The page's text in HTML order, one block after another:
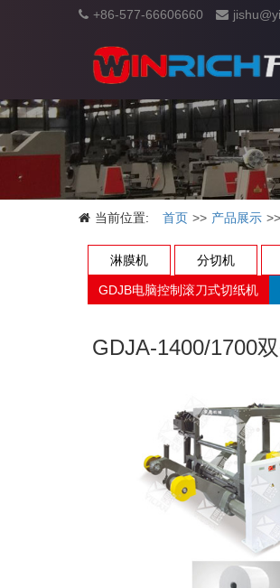
+86-577-66606660
当前位置: 首页 产品展示
淋膜机 分切机
GDJB电脑控制滚刀式切纸机
GDJA-1400/1700